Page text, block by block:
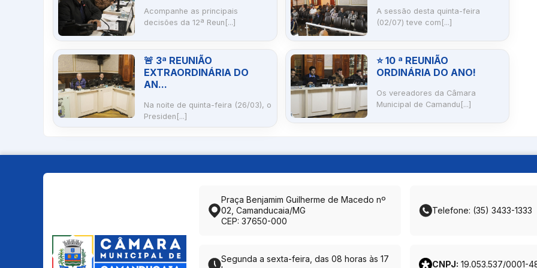
Acompanhe as principais
decisões da 12ª Reun[...]
A sessão desta quinta-feira
(02/07) teve com[...]
🚨 3ª REUNIÃO
EXTRAORDINÁRIA DO
AN...
Na noite de quinta-feira (26/03), o
Presiden[...]
⭐ 10 ª REUNIÃO
ORDINÁRIA DO ANO!
Os vereadores da Câmara
Municipal de Camandu[...]
Praça Benjamim Guilherme de Macedo nº
02, Camanducaia/MG
CEP: 37650-000
Telefone: (35) 3433-1333
Segunda a sexta-feira, das 08 horas às 17
CNPJ: 19.053.537/0001-